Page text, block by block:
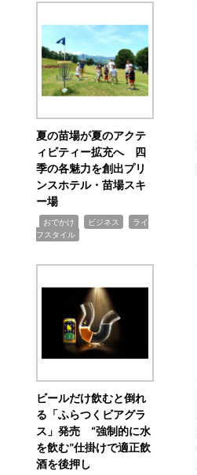
夏の苗場が夏のアクテ
ィビティー拡充へ 四
季の各魅力を創出プリ
ンスホテル・苗場スキ
ー場
おでかけ ビジネス
ライ
フスタイル
ビールだけ飲むと倒れ
る「ふらつくビアグラ
ス」発売 “強制的に水
を飲む”仕掛けで適正飲
酒を後押し